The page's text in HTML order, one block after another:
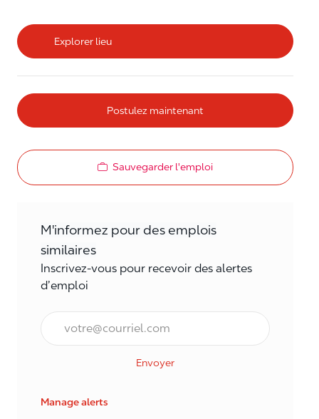
Explorer lieu
Postulez maintenant
Sauvegarder l'emploi
M'informez pour des emplois
similaires
Inscrivez-vous pour recevoir des alertes
d’emploi
Courriel*
Envoyer
Manage alerts